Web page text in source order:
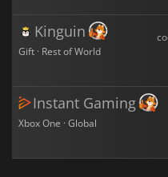
Kinguin
Gift · Rest of World
Instant Gaming
Xbox One · Global